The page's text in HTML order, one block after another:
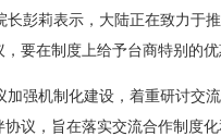
彭莉表示，大陆正在致力于
要在制度上给予台商特别的优
强机制化建设，着重研讨交
议，旨在落实交流合作制度化